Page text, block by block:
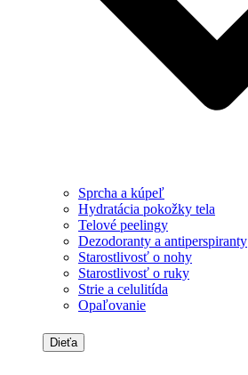
Sprcha a kúpeľ
Hydratácia pokožky tela
Telové peelingy
Dezodoranty a antiperspiranty
Starostlivosť o nohy
Starostlivosť o ruky
Strie a celulitída
Opaľovanie
Dieťa